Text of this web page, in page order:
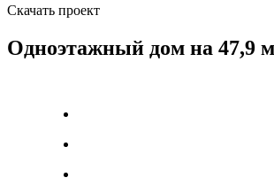
Скачать проект
Одноэтажный дом на 47,9